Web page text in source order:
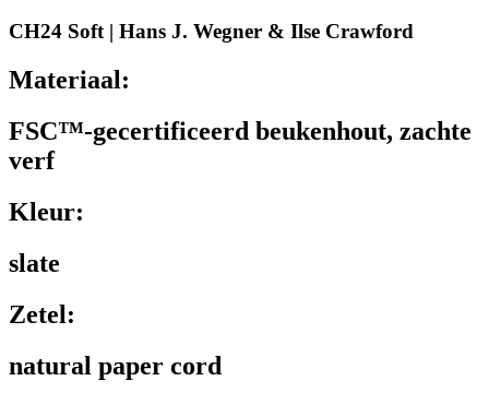
CH24 Soft | Hans J. Wegner & Ilse Crawford
Materiaal:
FSC™-gecertificeerd beukenhout, zachte
verf
Kleur:
slate
Zetel:
natural paper cord